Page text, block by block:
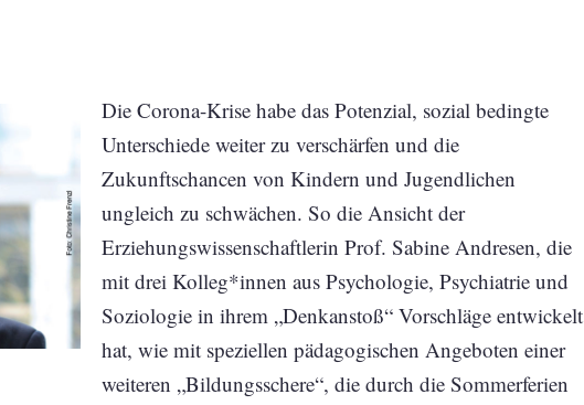
Die Corona-Krise habe das Potenzial, sozial bedingte
Unterschiede weiter zu verschärfen und die
Zukunftschancen von Kindern und Jugendlichen
ungleich zu schwächen. So die Ansicht der
Erziehungswissenschaftlerin Prof. Sabine Andresen, die
mit drei Kolleg*innen aus Psychologie, Psychiatrie und
Soziologie in ihrem „Denkanstoß“ Vorschläge entwickelt
hat, wie mit speziellen pädagogischen Angeboten einer
weiteren „Bildungsschere“, die durch die Sommerferien